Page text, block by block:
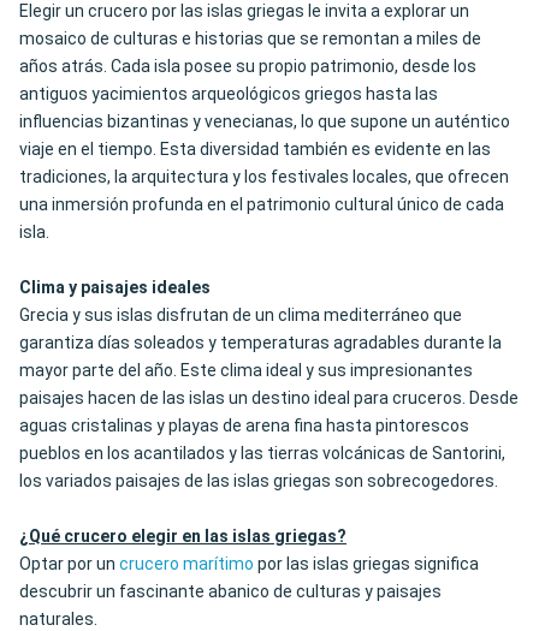
Elegir un crucero por las islas griegas le invita a explorar un
mosaico de culturas e historias que se remontan a miles de
años atrás. Cada isla posee su propio patrimonio, desde los
antiguos yacimientos arqueológicos griegos hasta las
influencias bizantinas y venecianas, lo que supone un auténtico
viaje en el tiempo. Esta diversidad también es evidente en las
tradiciones, la arquitectura y los festivales locales, que ofrecen
una inmersión profunda en el patrimonio cultural único de cada
isla.
Clima y paisajes ideales
Grecia y sus islas disfrutan de un clima mediterráneo que
garantiza días soleados y temperaturas agradables durante la
mayor parte del año. Este clima ideal y sus impresionantes
paisajes hacen de las islas un destino ideal para cruceros. Desde
aguas cristalinas y playas de arena fina hasta pintorescos
pueblos en los acantilados y las tierras volcánicas de Santorini,
los variados paisajes de las islas griegas son sobrecogedores.
¿Qué crucero elegir en las islas griegas?
Optar por un crucero marítimo por las islas griegas significa
descubrir un fascinante abanico de culturas y paisajes
naturales.